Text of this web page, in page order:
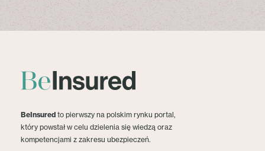
BeInsured to pierwszy na polskim rynku portal,
który powstał w celu dzielenia się wiedzą oraz
kompetencjami z zakresu ubezpieczeń.